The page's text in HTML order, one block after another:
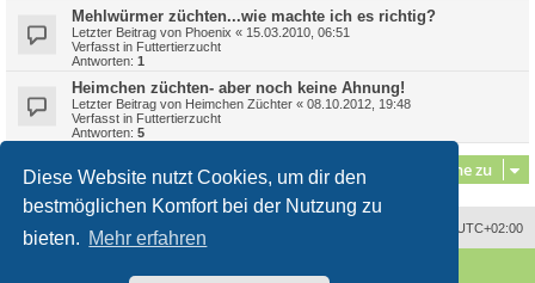
Diese Website nutzt Cookies, um dir den
bestmöglichen Komfort bei der Nutzung zu
bieten. Mehr erfahren
Mehlwürmer züchten...wie machte ich es richtig?
Letzter Beitrag von Phoenix « 15.03.2010, 06:51
Verfasst in Futtertierzucht
Antworten: 1
Heimchen züchten- aber noch keine Ahnung!
Letzter Beitrag von Heimchen Züchter « 08.10.2012, 19:48
Verfasst in Futtertierzucht
Antworten: 5
Gehe zu
UTC+02:00